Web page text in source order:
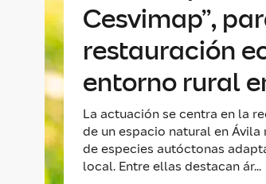
Cesvimap”,
restauración
entorno rural
La actuación se centra en la
de un espacio natural en
de especies autóctonas
local. Entre ellas destacan ár...